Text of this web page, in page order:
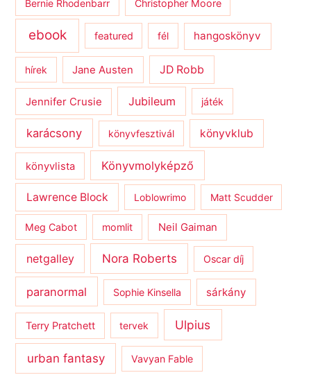
Bernie Rhodenbarr Christopher Moore
ebook featured fél hangoskönyv
hírek Jane Austen JD Robb
Jennifer Crusie Jubileum játék
karácsony könyvfesztivál könyvklub
könyvlista Könyvmolyképző
Lawrence Block Loblowrimo Matt Scudder
Meg Cabot momlit Neil Gaiman
netgalley Nora Roberts Oscar díj
paranormal Sophie Kinsella sárkány
Terry Pratchett tervek Ulpius
urban fantasy Vavyan Fable